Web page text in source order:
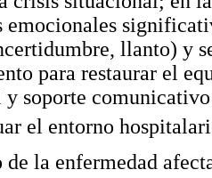
emocionales
llanto) y
para restaurar el
y soporte
el entorno
de la enfermedad